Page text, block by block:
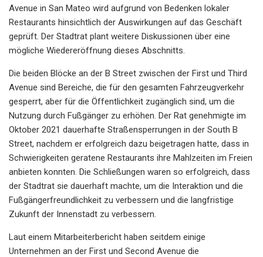
Avenue in San Mateo wird aufgrund von Bedenken lokaler
Restaurants hinsichtlich der Auswirkungen auf das Geschäft
geprüft. Der Stadtrat plant weitere Diskussionen über eine
mögliche Wiedereröffnung dieses Abschnitts.
Die beiden Blöcke an der B Street zwischen der First und Third
Avenue sind Bereiche, die für den gesamten Fahrzeugverkehr
gesperrt, aber für die Öffentlichkeit zugänglich sind, um die
Nutzung durch Fußgänger zu erhöhen. Der Rat genehmigte im
Oktober 2021 dauerhafte Straßensperrungen in der South B
Street, nachdem er erfolgreich dazu beigetragen hatte, dass in
Schwierigkeiten geratene Restaurants ihre Mahlzeiten im Freien
anbieten konnten. Die Schließungen waren so erfolgreich, dass
der Stadtrat sie dauerhaft machte, um die Interaktion und die
Fußgängerfreundlichkeit zu verbessern und die langfristige
Zukunft der Innenstadt zu verbessern.
Laut einem Mitarbeiterbericht haben seitdem einige
Unternehmen an der First und Second Avenue die